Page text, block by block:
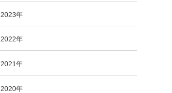
2023年
2022年
2021年
2020年